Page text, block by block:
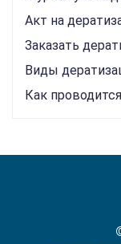
Акт на
Заказать
Виды
Как